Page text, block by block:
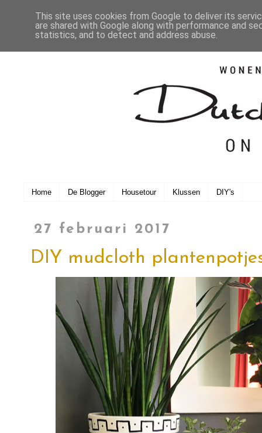
Home De Blogger Housetour Klussen DIY's
27 februari 2017
DIY mudcloth
This site uses cookies from Google to deliver its
are shared with Google along with performance and
statistics, and to detect and address abuse.